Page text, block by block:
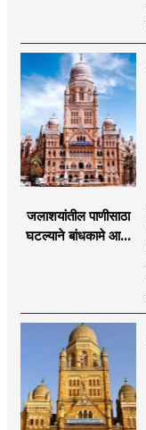
मंजुरीची प्रतीक्षा
जलाशयांतील पाणीसाठा
घटल्याने बांधकामे आणि
निर्बंध